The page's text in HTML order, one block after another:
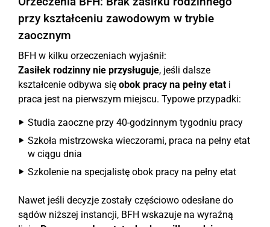
przy kształceniu zawodowym w trybie
zaocznym
BFH w kilku orzeczeniach wyjaśnił:
Zasiłek rodzinny nie przysługuje, jeśli dalsze
kształcenie odbywa się obok pracy na pełny etati
praca jest na pierwszym miejscu. Typowe przypadki:
Studia zaoczne przy 40-godzinnym tygodniu pracy
Szkoła mistrzowska wieczorami, praca na pełny etat
w ciągu dnia
Szkolenie na specjalistę obok pracy na pełny etat
Nawet jeśli decyzje zostały częściowo odesłane do
sądów niższej instancji, BFH wskazuje na wyraźną